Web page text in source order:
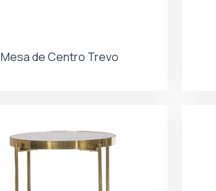
Mesa de Centro Trevo